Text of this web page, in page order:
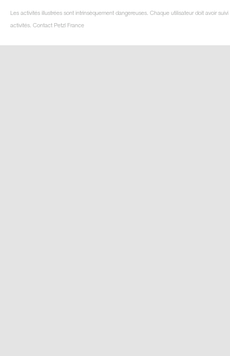
Les activités illustrées sont intrinsèquement dangereuses. Chaque utilisateur doit avoir
activités. Contact Petzl France